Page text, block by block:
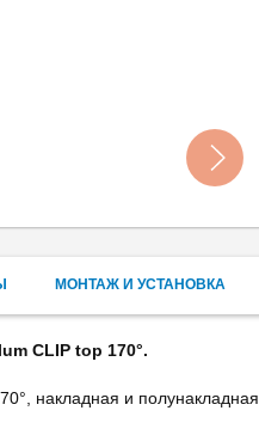
МОНТАЖ И УСТАНОВКА
CLIP top 170°.
накладная и полунакладная